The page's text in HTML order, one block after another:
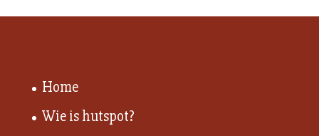
Home
Wie is hutspot?